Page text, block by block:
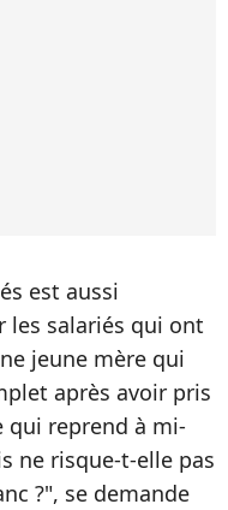
est aussi
salariés qui ont
jeune mère qui
après avoir pris
qui reprend à mi-
ne risque-t-elle pas
?", se demande